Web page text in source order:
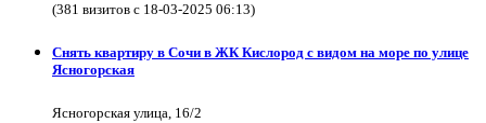
(381 визитов с 18-03-2025 06:13)
Снять квартиру в Сочи в ЖК Кислород с видом на море по улице
Ясногорская
Ясногорская улица, 16/2